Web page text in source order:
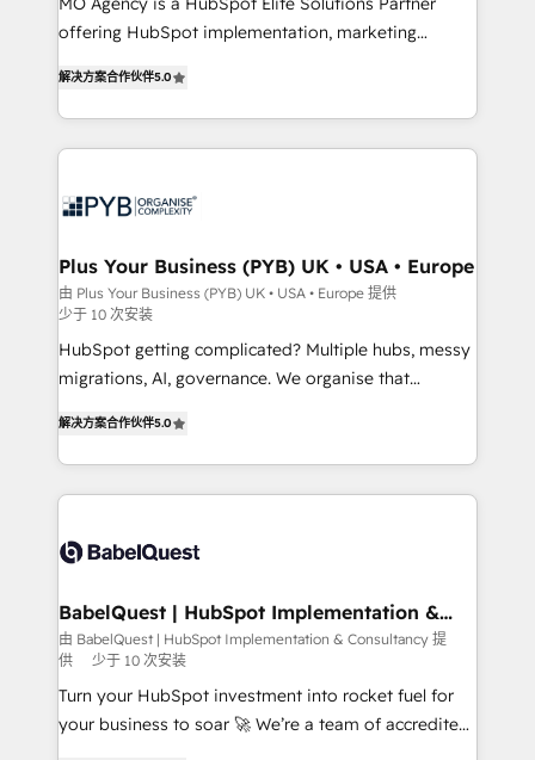
object setup, CMS builds, and full-funnel automation.
nurturing sequences. - Cross-hub setup across
Marketing, Sales, Operations, and Service Hubs. -
Ongoing optimization, managed support, and
powerful growth engine. Built to convert, scale, and
offering HubSpot implementation, marketing
paid media, content marketing, AEO and GEO (AI
search optimisation), and HubSpot Content Hub and
WordPress development. We work with enterprise
professional services, financial services and
Town, Dubai & London. 500+ HubSpot CRM
implementations delivered. AI visibility coverage
across ChatGPT, Claude, Perplexity, Gemini and
Google AI Overviews. HubSpot Impact Award -
Customer First HubSpot Impact Award - Integrations
Migration Excellence HubSpot Impact Award -
Platform Excellence 40+ full-time HubSpot
professionals. 100s of certifications and
解决方案合作伙伴5.0
Plus Your Business (PYB) UK • USA • Europe
由 Plus Your Business (PYB) UK • USA • Europe 提供
少于 10 次安装
HubSpot getting complicated? Multiple hubs, messy
migrations, AI, governance. We organise that
Welcome to our Profile! We help with: • CRM
implementation, reports, workflows, and team
training • CRM migration from Salesforce, Pipedrive,
custom API integrations • AI governance for
Boutique 'Elite' team of 12 • 150+ clients across Sales
Hub, Marketing Hub, Service Hub, Data Hub and
CMS • ISO/IEC 27001:2022, ISO 9001:2015, and ISO
42001:2023 certified - the AI management standard •
GuardHub: our AI governance framework, built on
解决方案合作伙伴5.0
BabelQuest | HubSpot Implementation &
Consultancy
由 BabelQuest | HubSpot Implementation & Consultancy 提
供
少于 10 次安装
Turn your HubSpot investment into rocket fuel for
your business to soar 🚀 We’re a team of accredited